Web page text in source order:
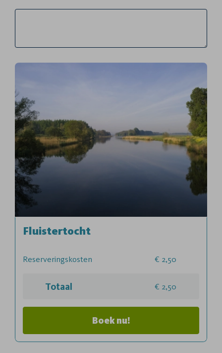
Fluistertocht
Reserveringskosten 2,50
Totaal 2,50
Boek nu!